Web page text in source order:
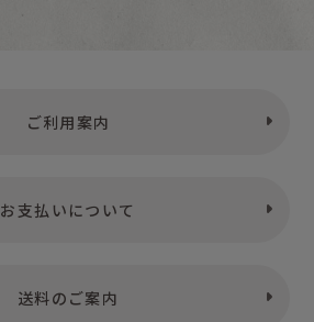
ご利用案内
お支払いについて
送料のご案内